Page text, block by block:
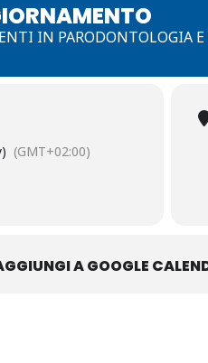
IN PARODONTOLOGIA
(GMT+02:00)
A GOOGLE